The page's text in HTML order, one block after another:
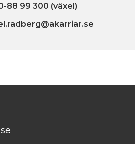
88 99 300 (växel)